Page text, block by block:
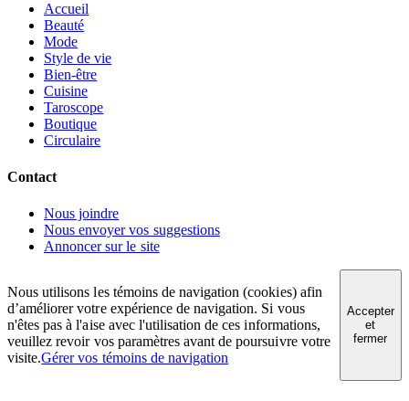
Accueil
Beauté
Mode
Style de vie
Bien-être
Cuisine
Taroscope
Boutique
Circulaire
Contact
Nous joindre
Nous envoyer vos suggestions
Annoncer sur le site
Nous utilisons les témoins de navigation (cookies) afin
d’améliorer votre expérience de navigation. Si vous
n'êtes pas à l'aise avec l'utilisation de ces informations,
veuillez revoir vos paramètres avant de poursuivre votre
visite.Gérer vos témoins de navigation
Accepter
et
fermer